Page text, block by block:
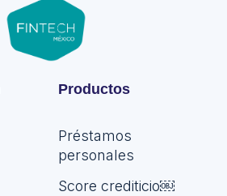
Productos
Préstamos
personales
Score crediticio￼